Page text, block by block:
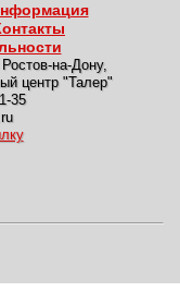
Ростов-на-Дону,
центр "Талер"
35